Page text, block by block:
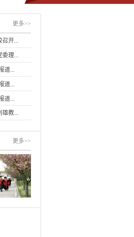
更多>>
召开...
委理...
道...
道...
道...
雄教...
更多>>